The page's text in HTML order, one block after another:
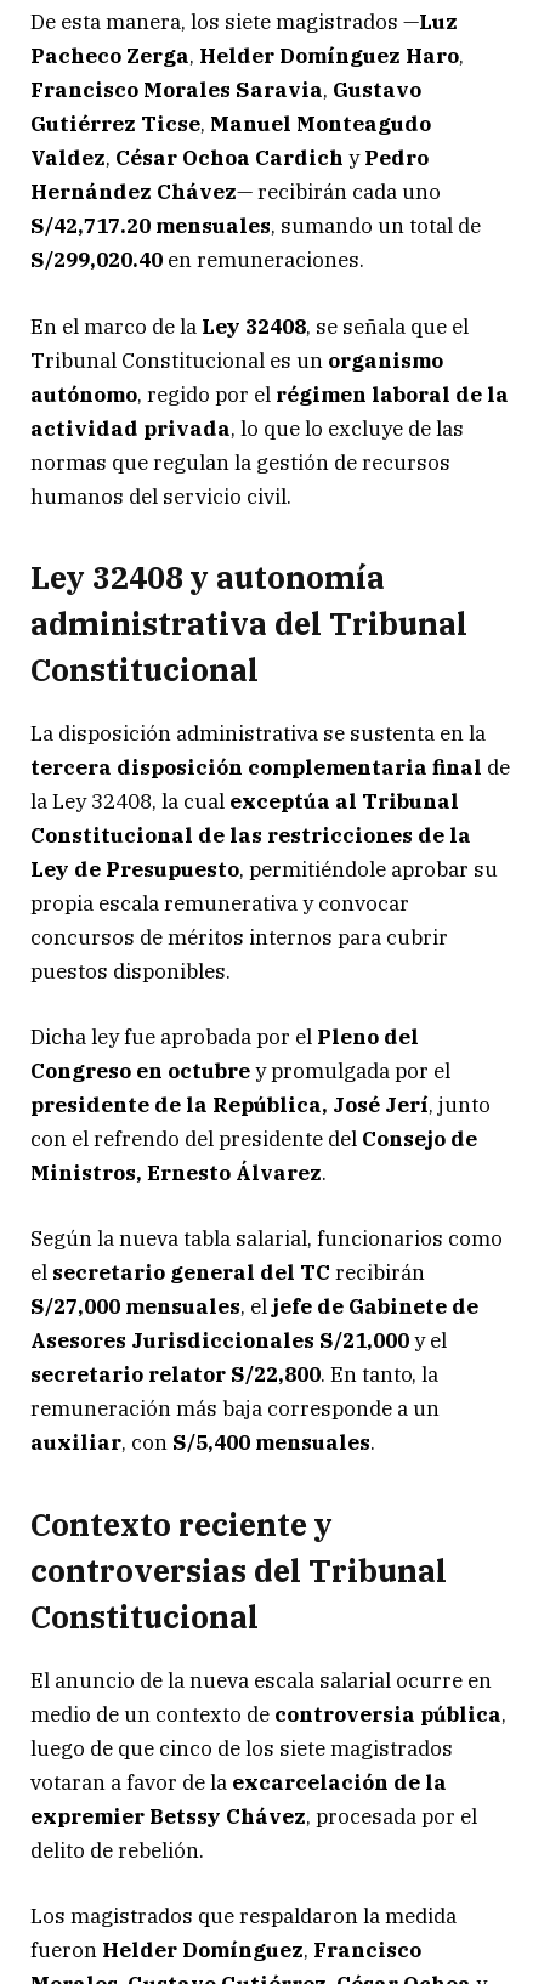
De esta manera, los siete magistrados —Luz
Pacheco Zerga, Helder Domínguez Haro,
Francisco Morales Saravia, Gustavo
Gutiérrez Ticse, Manuel Monteagudo
Valdez, César Ochoa Cardich yPedro
Hernández Chávez— recibirán cada uno
S/42,717.20 mensuales, sumando un total de
S/299,020.40 en remuneraciones.
En el marco de la Ley 32408, se señala que el
Tribunal Constitucional es un organismo
autónomo, regido por el régimen laboral de la
actividad privada, lo que lo excluye de las
normas que regulan la gestión de recursos
humanos del servicio civil.
Ley 32408 y autonomía
administrativa del Tribunal
Constitucional
La disposición administrativa se sustenta en la
tercera disposición complementaria final de
la Ley 32408, la cual exceptúa al Tribunal
Constitucional de las restricciones de la
Ley de Presupuesto, permitiéndole aprobar su
propia escala remunerativa y convocar
concursos de méritos internos para cubrir
puestos disponibles.
Dicha ley fue aprobada por el Pleno del
Congreso en octubrey promulgada por el
presidente de la República, José Jerí, junto
con el refrendo del presidente del Consejo de
Ministros, Ernesto Álvarez.
Según la nueva tabla salarial, funcionarios como
el secretario general del TC recibirán
S/27,000 mensuales, eljefe de Gabinete de
Asesores Jurisdiccionales S/21,000y el
secretario relator S/22,800. En tanto, la
remuneración más baja corresponde a un
auxiliar, con S/5,400 mensuales.
Contexto reciente y
controversias del Tribunal
Constitucional
El anuncio de la nueva escala salarial ocurre en
medio de un contexto de controversia pública,
luego de que cinco de los siete magistrados
votaran a favor de la excarcelación de la
expremier Betssy Chávez, procesada por el
delito de rebelión.
Los magistrados que respaldaron la medida
fueron Helder Domínguez, Francisco